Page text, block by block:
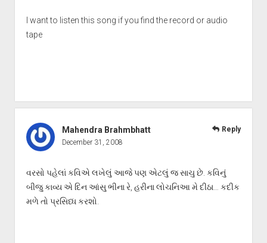
I want to listen this song if you find the record or audio
tape
Mahendra Brahmbhatt
December 31, 2008
વરસો પહેલાં કવિએ લખેલું આજે પણ એટલું જ સાચુ છે. કવિનું
બીજુ કાવ્ય એ દિન આંસુ ભીના રે, હરીના લોચનિઆ મે દીઠા… કદીક
મળે તો પ્રસિધ્ધ કરશો.
Reply